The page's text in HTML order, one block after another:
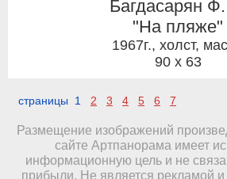
Багдасарян
"На пляже"
1967г., холст,
90 x 63
страницы 1 2 3 4 5 6 7
Размещение изображений
сайте Артпанорама имеет
информационную цель и не
прибыли. Не является рекламой